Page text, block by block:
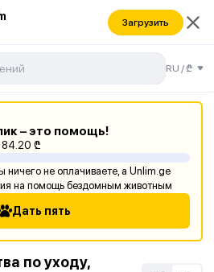
Загрузить
RU /₾
– это помощь!
84.20 ₾
ничего не оплачиваете, а Unlim.ge
на помощь бездомным животным
Дать пять
по уходу,